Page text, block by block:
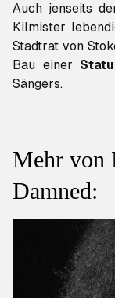
Auch jenseits
Kilmister
Stadtrat von
Bau einer
Sängers.
Mehr von
Damned: